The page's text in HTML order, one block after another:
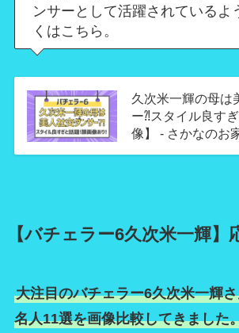
ンサーとして活躍されているよ
くはこちら。
久次米一輝の母は
ー⁈スタイル良す
像】 - さかなのお
【バチェラー6久次米一輝】
大注目のバチェラー6久次米一輝
名人11選を画像比較してきました